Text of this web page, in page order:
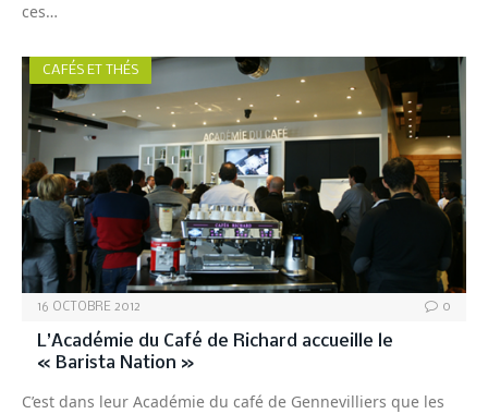
ces…
CAFÉS ET THÉS
16 OCTOBRE 2012 0
L’Académie du Café de Richard accueille le
« Barista Nation »
C’est dans leur Académie du café de Gennevilliers que les